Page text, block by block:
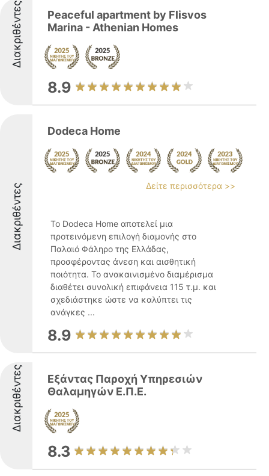
Διακριθέντες
Peaceful apartment by Flisvos
Marina - Athenian Homes
8.9
Διακριθέντες
Dodeca Home
Δείτε περισσότερα >>
Το Dodeca Home αποτελεί μια
προτεινόμενη επιλογή διαμονής στο
Παλαιό Φάληρο της Ελλάδας,
προσφέροντας άνεση και αισθητική
ποιότητα. Το ανακαινισμένο διαμέρισμα
διαθέτει συνολική επιφάνεια 115 τ.μ. και
σχεδιάστηκε ώστε να καλύπτει τις
ανάγκες ...
8.9
Διακριθέντες
Εξάντας Παροχή Υπηρεσιών
Θαλαμηγών Ε.Π.Ε.
8.3